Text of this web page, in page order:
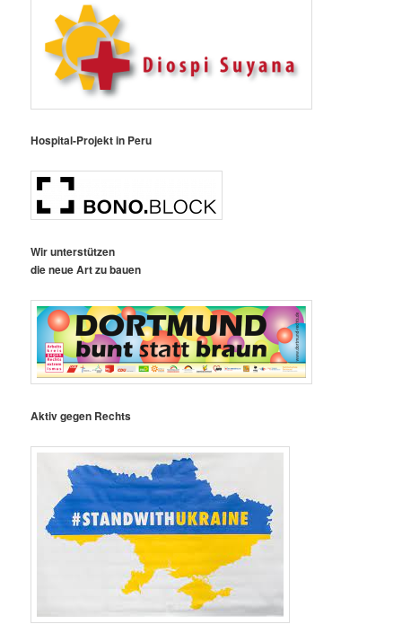
Hospital-Projekt in Peru
Wir unterstützen
die neue Art zu bauen
Aktiv gegen Rechts